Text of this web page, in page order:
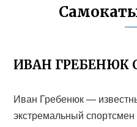
ИВАН ГРЕБЕНЮК
Иван Гребенюк —
экстремальный